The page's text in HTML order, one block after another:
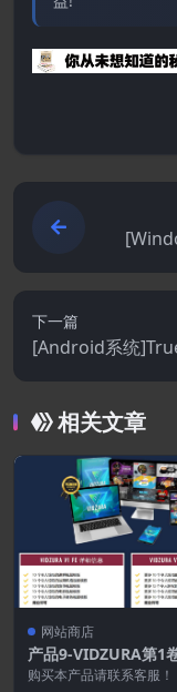
下一篇
[Android系统
相关文章
网站商店
产品9-VIDZURA第1
购买本产品请联系客服！